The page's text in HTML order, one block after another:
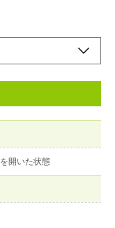
開いた状態